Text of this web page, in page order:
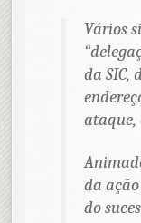
Vários
da SIC,
ataque,
da
do